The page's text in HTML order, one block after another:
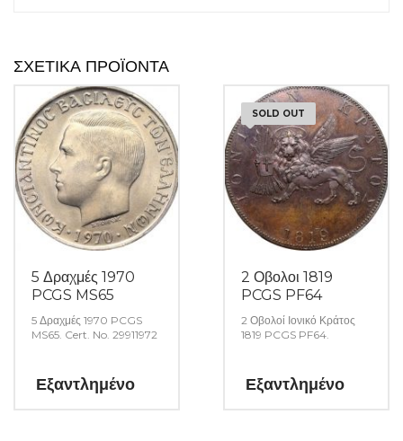
ΣΧΕΤΙΚΆ ΠΡΟΪΌΝΤΑ
5 Δραχμές 1970
PCGS MS65
5 Δραχμές 1970 PCGS
MS65. Cert. No. 29911972
Εξαντλημένο
SOLD OUT
2 Οβολοι 1819
PCGS PF64
2 Οβολοί Ιονικό Κράτος
1819 PCGS PF64.
Εξαντλημένο